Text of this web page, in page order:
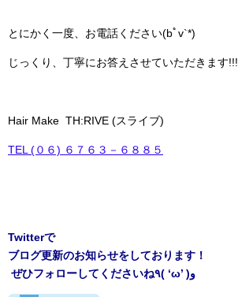
とにかく一度、お電話ください(bﾟv`*)
じっくり、丁寧にお答えさせていただきます!!!
Hair Make TH:RIVE (スライブ)
TEL (０６) ６７６３－６８８５
Twitterで
ブログ更新のお知らせをしております！
ぜひフォローしてくださいね٩( ‘ω’ )و